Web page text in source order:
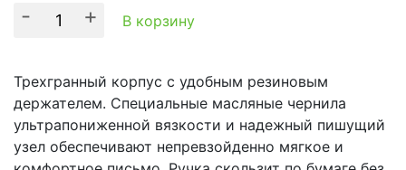
- + В корзину
Трехгранный корпус с удобным резиновым
держателем. Специальные масляные чернила
ультрапониженной вязкости и надежный пишущий
узел обеспечивают непревзойденно мягкое и